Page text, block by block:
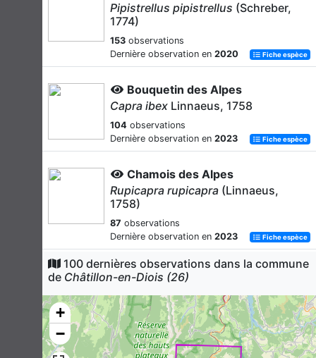
Pipistrellus pipistrellus (Schreber,
1774)
153 observations
Dernière observation en 2020 Fiche espèce
Bouquetin des Alpes
Capra ibex Linnaeus, 1758
104 observations
Dernière observation en 2023 Fiche espèce
Chamois des Alpes
Rupicapra rupicapra (Linnaeus,
1758)
87 observations
Dernière observation en 2023 Fiche espèce
Vespère de Savi
73observations
Dernière observation en2020 Fiche espèce
100 dernières observations dans la commune
de Châtillon-en-Diois (26)
+
−